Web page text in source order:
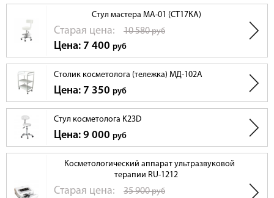
Стул мастера MA-01 (СТ17КА)
Cтарая цена: 10 580руб
Цена: 7 400 руб
Столик косметолога (тележка) МД-102A
Цена: 7 350 руб
Стул косметолога K23D
Цена: 9 000 руб
Косметологический аппарат ультразвуковой
терапии RU-1212
Cтарая цена: 35 900руб